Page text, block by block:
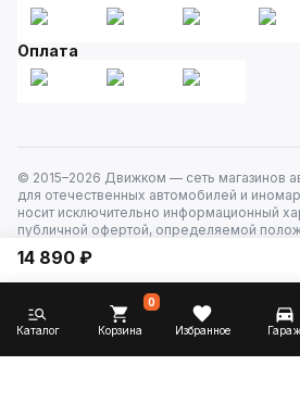
14 890 ₽
Оплата
© 2015–2026 Движком — сеть магазинов
для отечественных автомобилей и
носит исключительно информационный
публичной офертой, определяемой
Каталог Корзина
0
Избранное Гараж